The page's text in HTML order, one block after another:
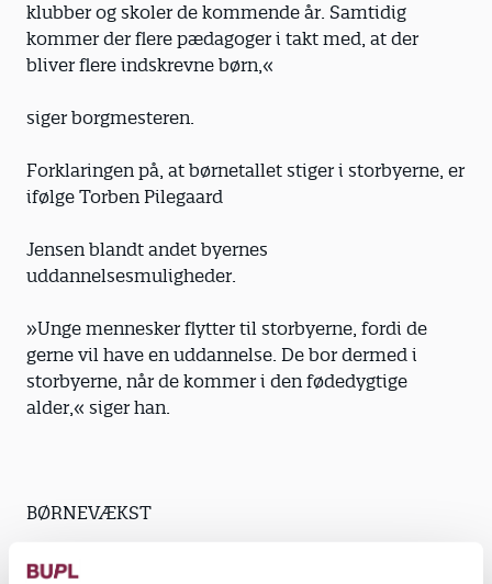
klubber og skoler de kommende år. Samtidig
kommer der flere pædagoger i takt med, at der
bliver flere indskrevne børn,«
siger borgmesteren.
Forklaringen på, at børnetallet stiger i storbyerne, er
ifølge Torben Pilegaard
Jensen blandt andet byernes
uddannelsesmuligheder.
»Unge mennesker flytter til storbyerne, fordi de
gerne vil have en uddannelse. De bor dermed i
storbyerne, når de kommer i den fødedygtige
alder,« siger han.
BØRNEVÆKST
Heidi Andersen, 38 år, pædagog i daginstitutionen